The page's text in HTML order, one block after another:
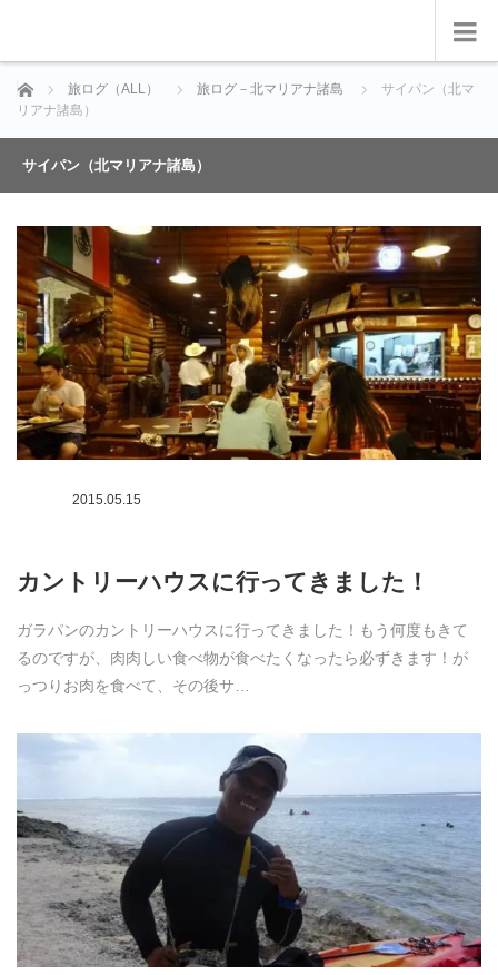
ホーム 旅ログ（ALL） 旅ログ－北マリアナ諸島
サイパン（北マ
リアナ諸島）
サイパン（北マリアナ諸島）
2015.05.15
カントリーハウスに行ってきました！
ガラパンのカントリーハウスに行ってきました！もう何度もきて
るのですが、肉肉しい食べ物が食べたくなったら必ずきます！が
っつりお肉を食べて、その後サ…